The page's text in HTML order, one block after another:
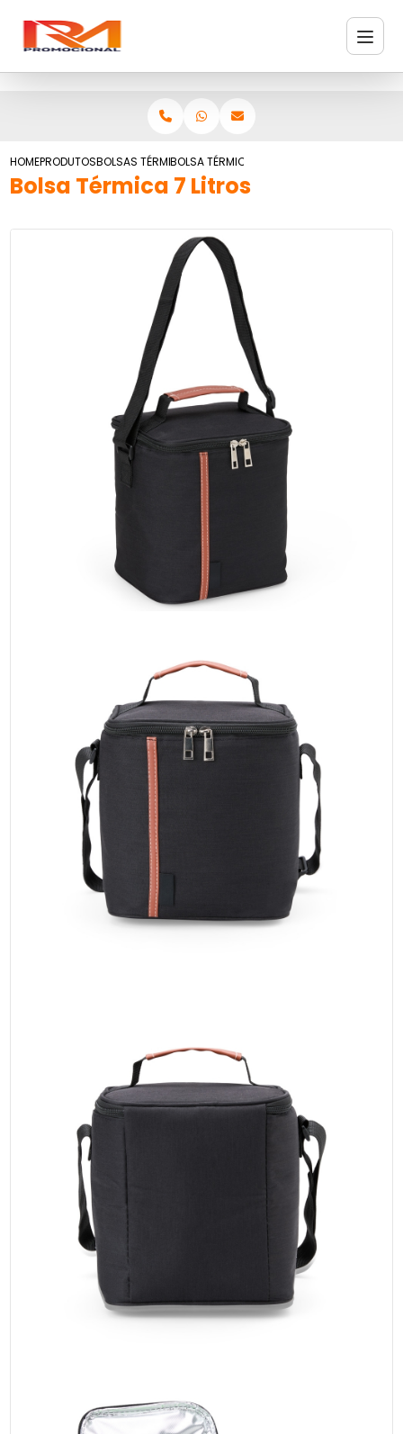
HOMEPRODUTOSBOLSAS TÉRMICASBOLSA TÉRMICA 7 LITROS
Bolsa Térmica 7 Litros